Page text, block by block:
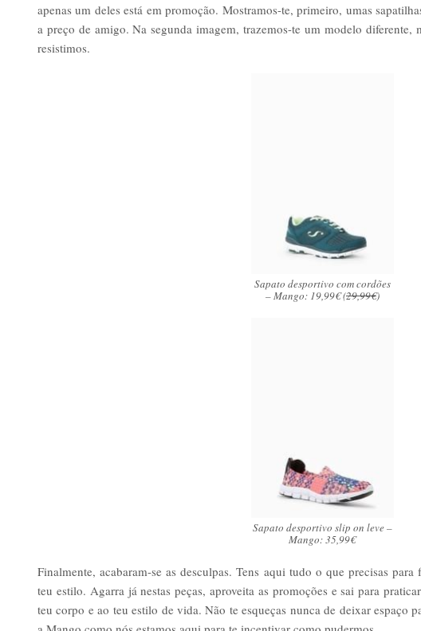
apenas um deles está em promoção. Mostramos-te, primeiro, umas
a preço de amigo. Na segunda imagem, trazemos-te um modelo diferente,
resistimos.
Sapato desportivo com cordões
– Mango: 19,99€ (29,99€)
Sapato desportivo slip on leve –
Mango: 35,99€
Finalmente, acabaram-se as desculpas. Tens aqui tudo o que precisas
teu estilo. Agarra já nestas peças, aproveita as promoções e sai para
teu corpo e ao teu estilo de vida. Não te esqueças nunca de deixar espaço